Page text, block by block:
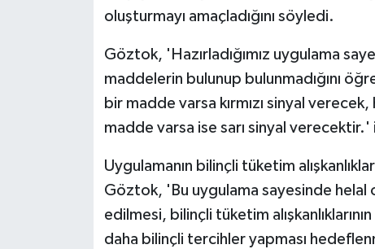
oluşturmayı amaçladığını söyledi.
Göztok, 'Hazırladığımız uygulama
maddelerin bulunup bulunmadığını
bir madde varsa kırmızı sinyal
madde varsa ise sarı sinyal verecektir.'
Uygulamanın bilinçli tüketim
Göztok, 'Bu uygulama sayesinde helal
edilmesi, bilinçli tüketim alışkanlıklarının
daha bilinçli tercihler yapması